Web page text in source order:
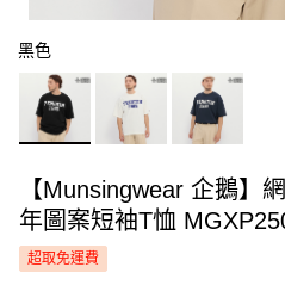
黑色
【Munsingwear 企鵝】
年圖案短袖T恤
超取免運費